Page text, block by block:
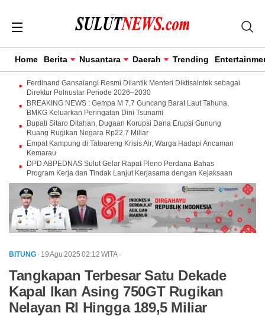
Home Berita Nusantara Daerah Trending
Ferdinand Gansalangi Resmi Dilantik Menteri Diktisaintek sebagai
Direktur Polnustar Periode 2026–2030
BREAKING NEWS : Gempa M 7,7 Guncang Barat Laut Tahuna,
BMKG Keluarkan Peringatan Dini Tsunami
Bupati Sitaro Ditahan, Dugaan Korupsi Dana Erupsi Gunung
Ruang Rugikan Negara Rp22,7 Miliar
Empat Kampung di Tatoareng Krisis Air, Warga Hadapi Ancaman
Kemarau
DPD ABPEDNAS Sulut Gelar Rapat Pleno Perdana Bahas
Program Kerja dan Tindak Lanjut Kerjasama dengan Kejaksaan
BITUNG · 19 Agu 2025 02:12 WITA ·
Tangkapan Terbesar Satu Dekade
Kapal Ikan Asing 750GT Rugikan
Nelayan RI Hingga 189,5 Miliar